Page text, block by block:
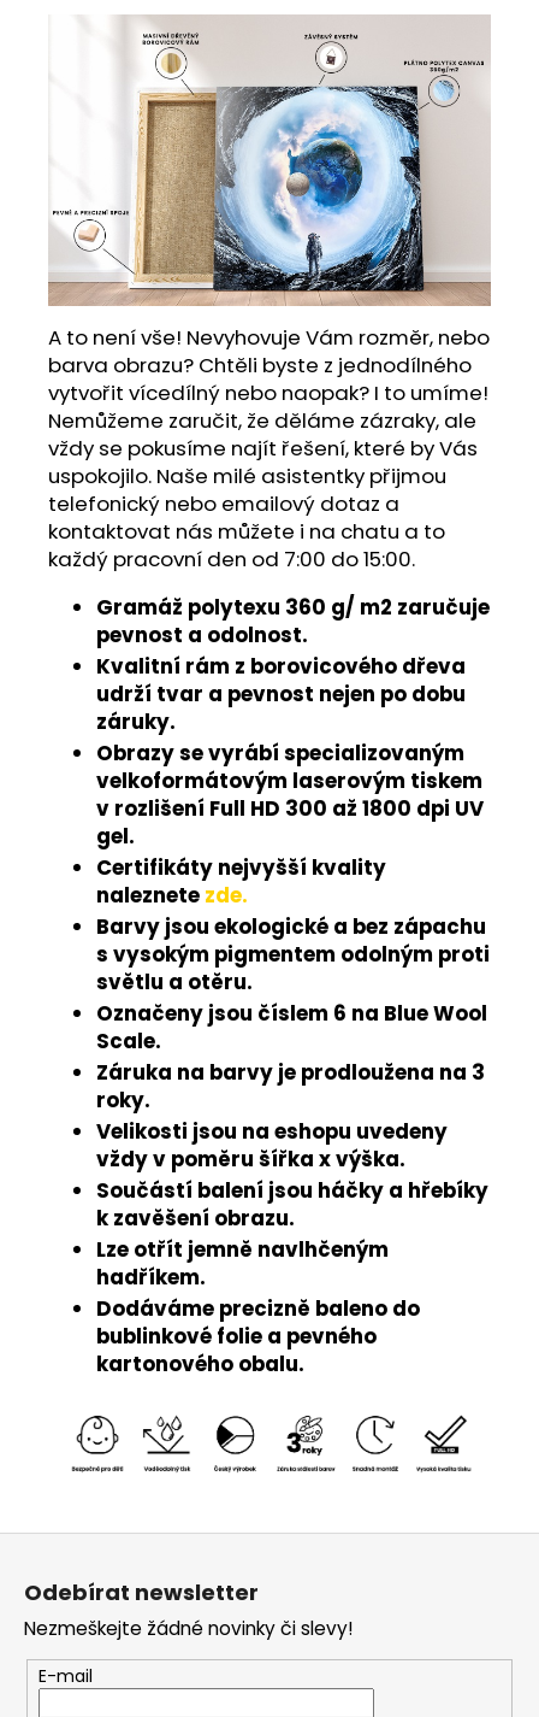
A to není vše! Nevyhovuje Vám rozměr, nebo
barva obrazu? Chtěli byste z jednodílného
vytvořit vícedílný nebo naopak? I to umíme!
Nemůžeme zaručit, že děláme zázraky, ale
vždy se pokusíme najít řešení, které by Vás
uspokojilo. Naše milé asistentky přijmou
telefonický nebo emailový dotaz a
kontaktovat nás můžete i na chatu a to
každý pracovní den od 7:00 do 15:00.
Gramáž polytexu 360 g/ m2 zaručuje
pevnost a odolnost.
Kvalitní rám z borovicového dřeva
udrží tvar a pevnost nejen po dobu
záruky.
Obrazy se vyrábí specializovaným
velkoformátovým laserovým tiskem
v rozlišení Full HD 300 až 1800 dpi UV
gel.
Certifikáty nejvyšší kvality
naleznete zde.
Barvy jsou ekologické a bez zápachu
s vysokým pigmentem odolným proti
světlu a otěru.
Označeny jsou číslem 6 na Blue Wool
Scale.
Záruka na barvy je prodloužena na 3
roky.
Velikosti jsou na eshopu uvedeny
vždy v poměru šířka x výška.
Součástí balení jsou háčky a hřebíky
k zavěšení obrazu.
Lze otřít jemně navlhčeným
hadříkem.
Dodáváme precizně baleno do
bublinkové folie a pevného
kartonového obalu.
Z
Odebírat newsletter
Nezmeškejte žádné novinky či slevy!
E-mail